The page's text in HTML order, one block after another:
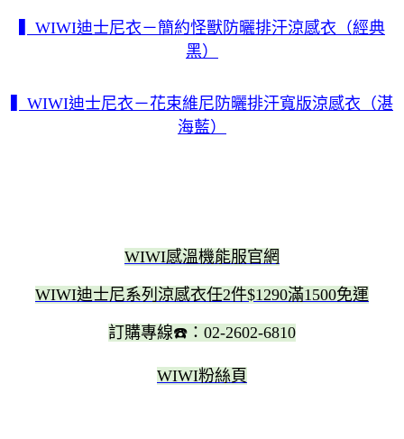
▍WIWI迪士尼衣－簡約怪獸防曬排汗涼感衣（經典
黑）
▍WIWI迪士尼衣－花束維尼防曬排汗寬版涼感衣（湛
海藍）
WIWI感溫機能服官網
WIWI迪士尼系列涼感衣任2件$1290滿1500免運
訂購專線☎️：02-2602-6810
WIWI粉絲頁